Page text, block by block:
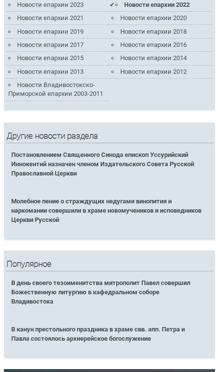
Новости епархии 2023
Новости епархии 2022
Новости епархии 2021
Новости епархии 2020
Новости епархии 2019
Новости епархии 2018
Новости епархии 2017
Новости епархии 2016
Новости епархии 2015
Новости епархии 2014
Новости епархии 2013
Новости епархии 2012
Новости Владивостокско-
Приморской епархии 2003-2011
Другие новости раздела
Постановлением Священного Синода епископ Уссурийский
Иннокентий назначен членом Издательского Совета Русской
Православной Церкви
Молебное пение о страждущих недугами винопития и
наркомании совершили в храме новомучеников и исповедников
Церкви Русской
Популярное
В день своего тезоименитства митрополит Павел совершил
Божественную литургию в кафедральном соборе
Владивостока
В канун престольного праздника в храме свв. апп. Петра и
Павла состоялось архиерейское богослужение